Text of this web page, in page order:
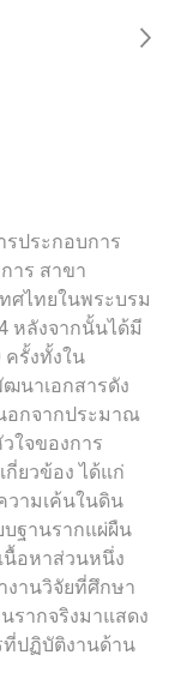
ประกอบการ
าร สาขา
ศไทยในพระบรม
หลังจากนั้นได้มี
รั้งทั้งใน
ฒนาเอกสารดัง
อกจากประมาณ
ใจของการ
ยวข้อง ได้แก่
วามเค้นในดิน
ฐานรากแผ่ผืน
นื้อหาส่วนหนึ่ง
งานวิจัยที่ศึกษา
รากจริงมาแสดง
ที่ปฏิบัติงานด้าน